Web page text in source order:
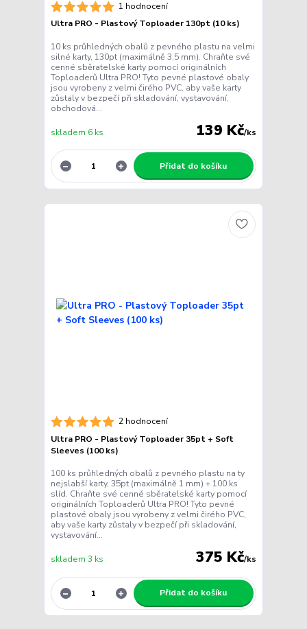
1 hodnocení
Ultra PRO - Plastový Toploader 130pt (10 ks)
10 ks průhledných obalů z pevného plastu na velmi
silné karty, 130pt (maximálně 3,5 mm). Chraňte své
cenné sběratelské karty pomocí originálních
Toploaderů Ultra PRO! Tyto pevné plastové obaly
jsou vyrobeny z velmi čirého PVC, aby vaše karty
zůstaly v bezpečí při skladování, vystavování,
obchodová...
139 Kč/ks
skladem 6 ks
Přidat do košíku
2 hodnocení
Ultra PRO - Plastový Toploader 35pt + Soft
Sleeves (100 ks)
100 ks průhledných obalů z pevného plastu na ty
nejslabší karty, 35pt (maximálně 1 mm) + 100 ks
slíd. Chraňte své cenné sběratelské karty pomocí
originálních Toploaderů Ultra PRO! Tyto pevné
plastové obaly jsou vyrobeny z velmi čirého PVC,
aby vaše karty zůstaly v bezpečí při skladování,
vystavování...
375 Kč/ks
skladem 3 ks
Přidat do košíku